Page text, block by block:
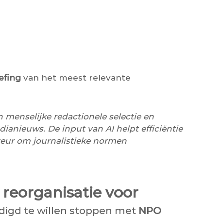
van het meest relevante
redactionele selectie en
De input van AI helpt efficiëntie
om journalistieke normen
voor
te willen stoppen met NPO